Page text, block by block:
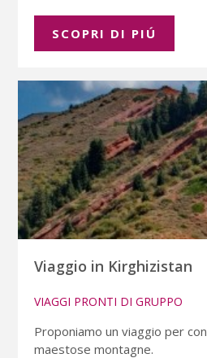
SCOPRI DI PIÚ
Viaggio in Kirghizistan
VIAGGI PRONTI DI GRUPPO
Proponiamo un viaggio per
maestose montagne.